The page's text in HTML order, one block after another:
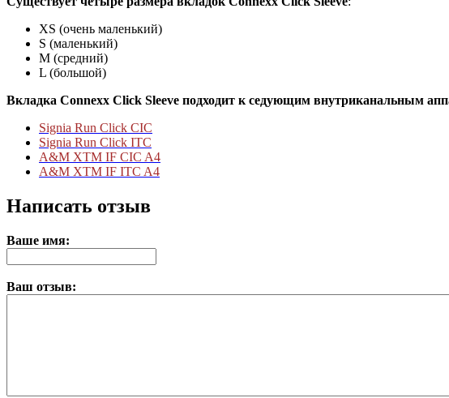
XS (очень маленький)
S (маленький)
M (средний)
L (большой)
Вкладка Connexx Click Sleeve подходит к седующим внутриканальным
Signia Run Click CIC
Signia Run Click ITC
A&M XTM IF CIC A4
A&M XTM IF ITC A4
Написать отзыв
Ваше имя:
Ваш отзыв: